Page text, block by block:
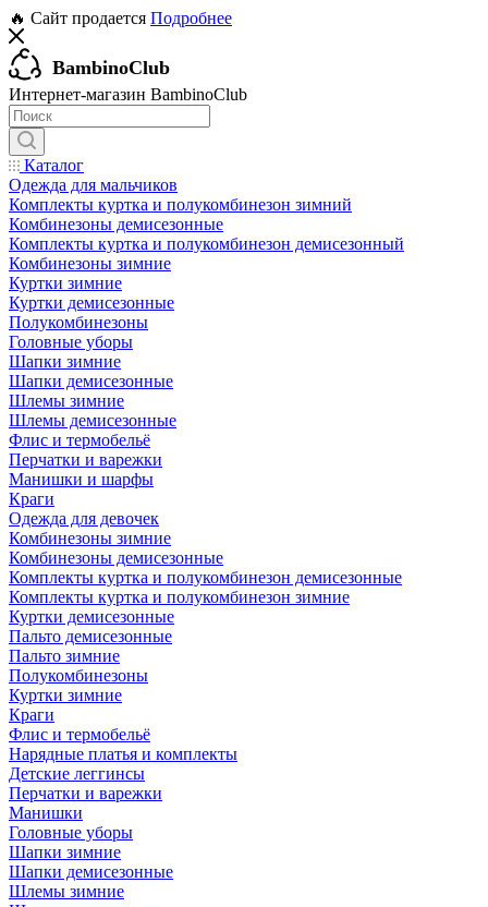
🔥 Сайт продается Подробнее
BambinoClub
Интернет-магазин BambinoClub
Каталог
Одежда для мальчиков
Комплекты куртка и полукомбинезон зимний
Комбинезоны демисезонные
Комплекты куртка и полукомбинезон демисезонный
Комбинезоны зимние
Куртки зимние
Куртки демисезонные
Полукомбинезоны
Головные уборы
Шапки зимние
Шапки демисезонные
Шлемы зимние
Шлемы демисезонные
Флис и термобельё
Перчатки и варежки
Манишки и шарфы
Краги
Одежда для девочек
Комбинезоны зимние
Комбинезоны демисезонные
Комплекты куртка и полукомбинезон демисезонные
Комплекты куртка и полукомбинезон зимние
Куртки демисезонные
Пальто демисезонные
Пальто зимние
Полукомбинезоны
Куртки зимние
Краги
Флис и термобельё
Нарядные платья и комплекты
Детские леггинсы
Перчатки и варежки
Манишки
Головные уборы
Шапки зимние
Шапки демисезонные
Шлемы зимние